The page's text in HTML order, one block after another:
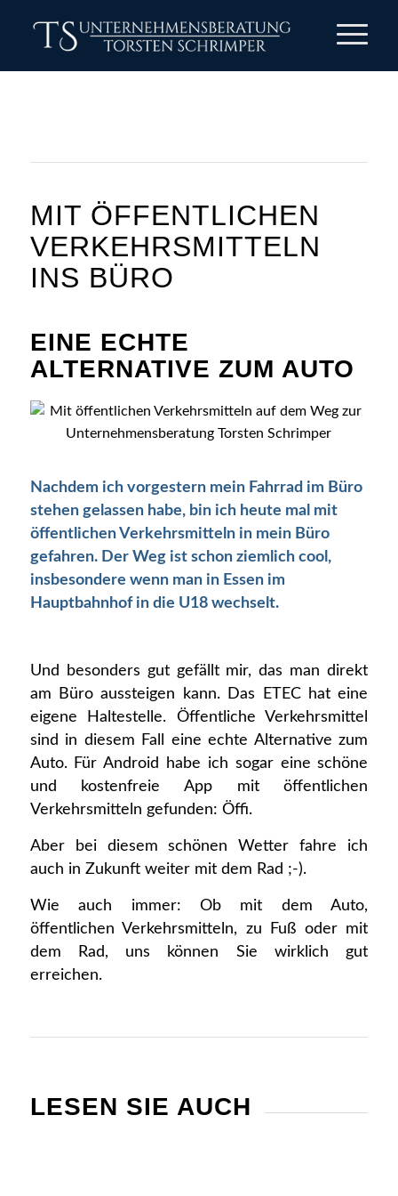
MIT ÖFFENTLICHEN
VERKEHRSMITTELN
INS BÜRO
EINE ECHTE
ALTERNATIVE ZUM AUTO
Nachdem ich vorgestern mein Fahrrad im Büro
stehen gelassen habe, bin ich heute mal mit
öffentlichen Verkehrsmitteln in mein Büro
gefahren. Der Weg ist schon ziemlich cool,
insbesondere wenn man in Essen im
Hauptbahnhof in die U18 wechselt.
Und besonders gut gefällt mir, das man direkt
am Büro aussteigen kann. Das ETEC hat eine
eigene Haltestelle. Öffentliche Verkehrsmittel
sind in diesem Fall eine echte Alternative zum
Auto. Für Android habe ich sogar eine schöne
und kostenfreie App mit öffentlichen
Verkehrsmitteln gefunden: Öffi.
Aber bei diesem schönen Wetter fahre ich
auch in Zukunft weiter mit dem Rad ;-).
Wie auch immer: Ob mit dem Auto,
öffentlichen Verkehrsmitteln, zu Fuß oder mit
dem Rad, uns können Sie wirklich gut
erreichen.
LESEN SIE AUCH